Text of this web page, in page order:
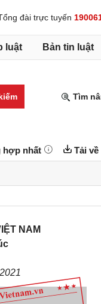
đài trực tuyến
luật Bản tin luật
Tìm
hợp nhất Tải về
NAM